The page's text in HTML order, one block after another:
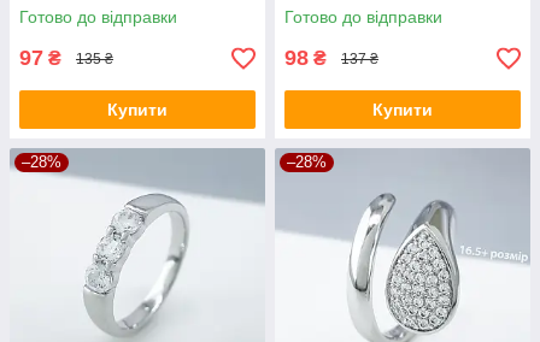
Готово до відправки
97 ₴ 135 ₴
Купити
Готово до відправки
98 ₴ 137 ₴
Купити
–28% –28%